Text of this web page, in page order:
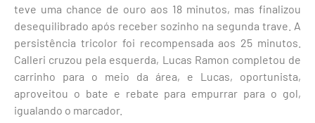
teve uma chance de ouro aos 18 minutos, mas finalizou
desequilibrado após receber sozinho na segunda trave. A
persistência tricolor foi recompensada aos 25 minutos.
Calleri cruzou pela esquerda, Lucas Ramon completou de
carrinho para o meio da área, e Lucas, oportunista,
aproveitou o bate e rebate para empurrar para o gol,
igualando o marcador.